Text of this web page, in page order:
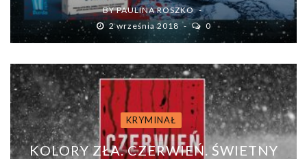
BYPAULINA ROSZKO
2 września 2018
0
KRYMINAŁ
KOLORY ZŁA. CZERWIEŃ. ŚWIETNY